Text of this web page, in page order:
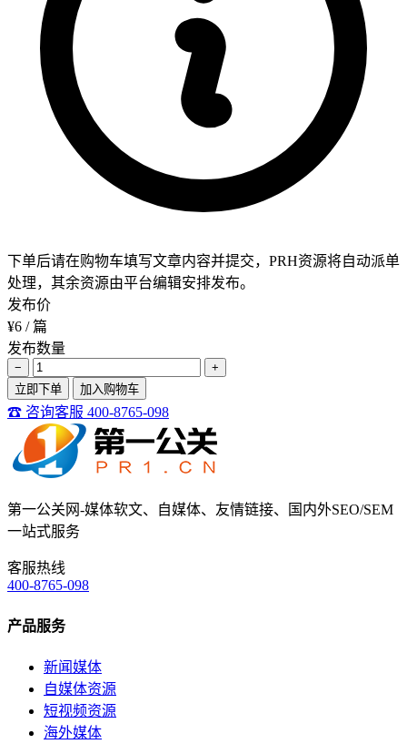
下单后请在购物车填写文章内容并提交，PRH资源将自动派单
处理，其余资源由平台编辑安排发布。
发布价
¥6 / 篇
发布数量
−
+
立即下单
加入购物车
☎ 咨询客服 400-8765-098
第一公关网-媒体软文、自媒体、友情链接、国内外SEO/SEM
一站式服务
客服热线
400-8765-098
产品服务
新闻媒体
自媒体资源
短视频资源
海外媒体